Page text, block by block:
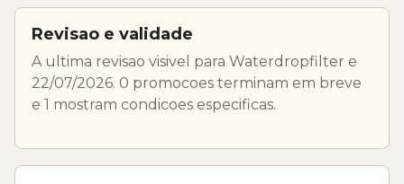
Revisao e validade
A ultima revisao visivel para Waterdropfilter e
22/07/2026. 0 promocoes terminam em breve
e 1 mostram condicoes especificas.